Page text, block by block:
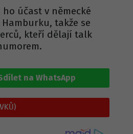
účast v německé
takže se
kteří dělají talk
na WhatsApp